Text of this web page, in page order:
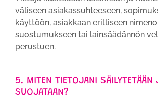
väliseen asiakassuhteeseen,
käyttöön, asiakkaan erilliseen
suostumukseen tai lainsäädännön
perustuen.
5. MITEN TIETOJANI SÄILYTETÄÄN
SUOJATAAN?